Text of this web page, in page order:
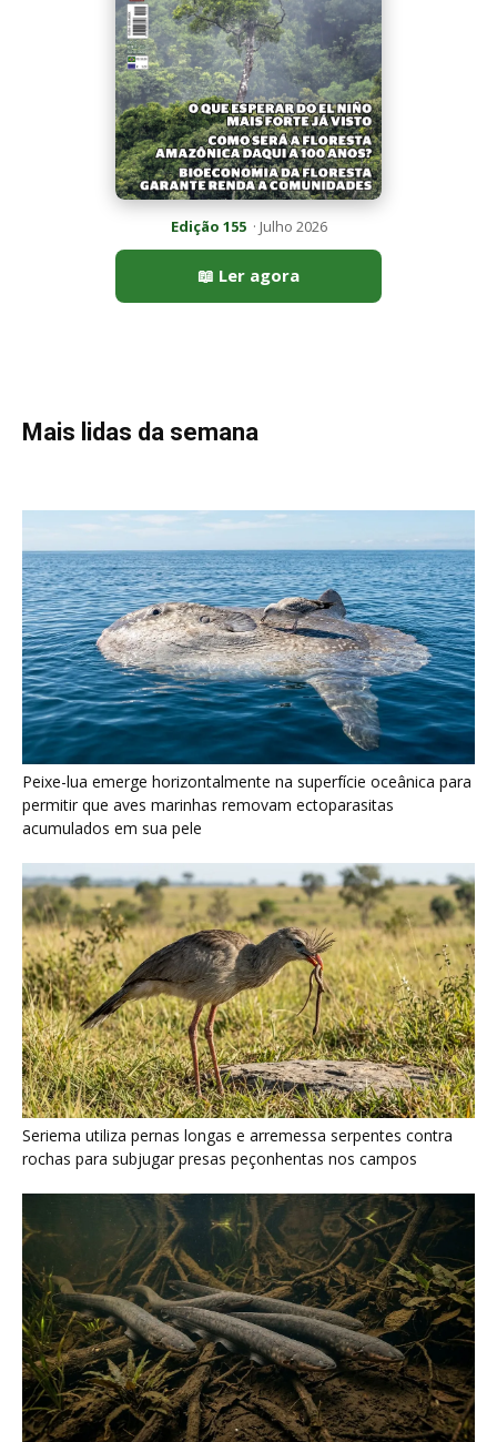
Mais lidas da semana
Peixe-lua emerge horizontalmente na superfície oceânica para
permitir que aves marinhas removam ectoparasitas
Seriema utiliza pernas longas e arremessa serpentes contra
rochas para subjugar presas peçonhentas nos campos
Poraquê sincroniza descargas elétricas em grupo para
amplificar campo elétrico e atordoar cardumes de peixes
maiores na Amazônia